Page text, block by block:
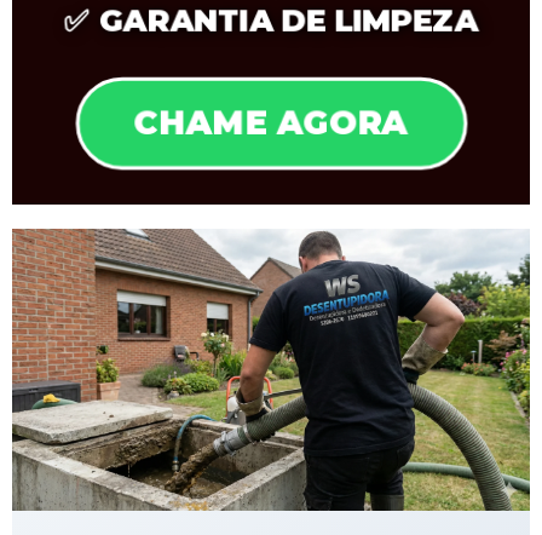
✅ GARANTIA DE LIMPEZA
CHAME AGORA